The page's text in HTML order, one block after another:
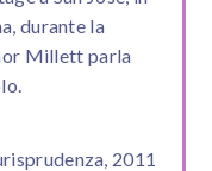
durante la
Millett parla
2011